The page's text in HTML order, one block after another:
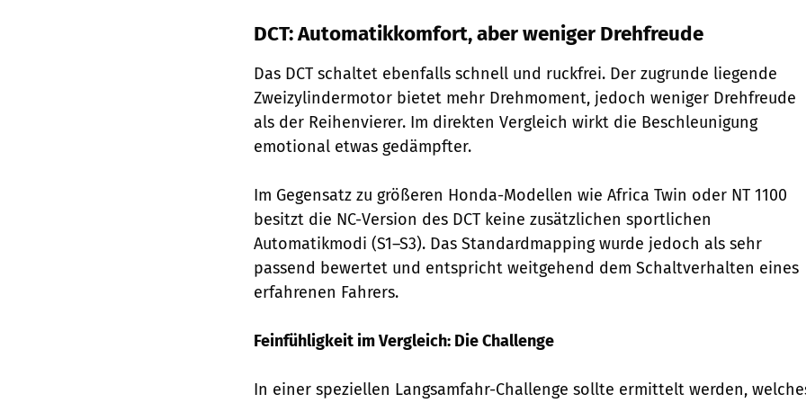
DCT: Automatikkomfort, aber weniger Drehfreude
Das DCT schaltet ebenfalls schnell und ruckfrei. Der zugrunde liegende
Zweizylindermotor bietet mehr Drehmoment, jedoch weniger Drehfreude
als der Reihenvierer. Im direkten Vergleich wirkt die Beschleunigung
emotional etwas gedämpfter.
Im Gegensatz zu größeren Honda-Modellen wie Africa Twin oder NT 1100
besitzt die NC-Version des DCT keine zusätzlichen sportlichen
Automatikmodi (S1–S3). Das Standardmapping wurde jedoch als sehr
passend bewertet und entspricht weitgehend dem Schaltverhalten eines
erfahrenen Fahrers.
Feinfühligkeit im Vergleich: Die Challenge
In einer speziellen Langsamfahr-Challenge sollte ermittelt werden,